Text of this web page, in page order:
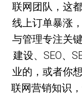
联网团队，这
线上订单暴涨
与管理专注关
建设、SEO、
业的，或者你
联网营销知识